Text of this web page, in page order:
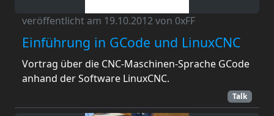
veröffentlicht am 19.10.2012 von 0xFF
Einführung in GCode und LinuxCNC
Vortrag über die CNC-Maschinen-Sprache GCode
anhand der Software LinuxCNC.
Talk